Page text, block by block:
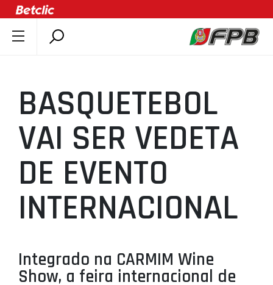
ÚLTIMAS
COMPETIÇÕES
ASSOCIAÇÕES
CLUBES
AGENTES
AGENDA
MINIBASQUETE
ÁREA TÉCNICA
BASQUETEBOL
VAI SER VEDETA
DE EVENTO
INTERNACIONAL
Integrado na CARMIM Wine
Show, a feira internacional de